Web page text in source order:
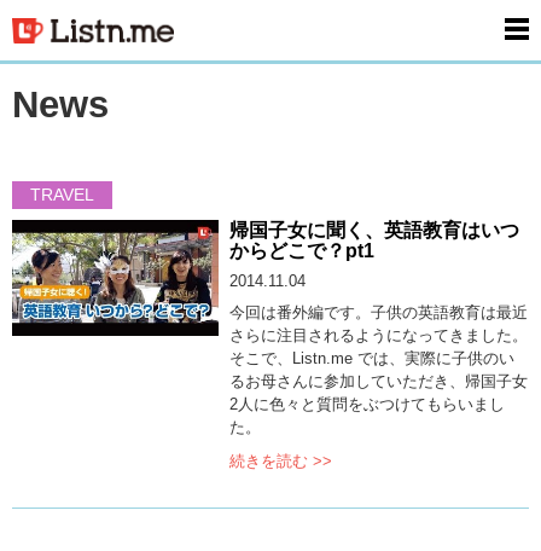
News
TRAVEL
帰国子女に聞く、英語教育はいつ
からどこで？pt1
2014.11.04
今回は番外編です。子供の英語教育は最近
さらに注目されるようになってきました。
そこで、Listn.me では、実際に子供のい
るお母さんに参加していただき、帰国子女
2人に色々と質問をぶつけてもらいまし
た。
続きを読む >>